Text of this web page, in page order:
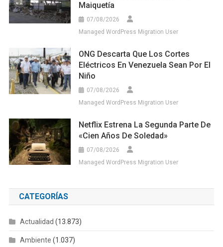
Maiquetía
07/08/2026
Managed WordPress Migration User
ONG Descarta Que Los Cortes
Eléctricos En Venezuela Sean Por El
Niño
07/08/2026
Managed WordPress Migration User
Netflix Estrena La Segunda Parte De
«Cien Años De Soledad»
07/08/2026
Managed WordPress Migration User
CATEGORÍAS
Actualidad (13.873)
Ambiente (1.037)